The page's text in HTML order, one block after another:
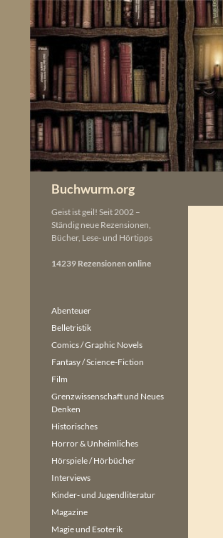
springen
Buchwurm.org
Geist ist geil! Seit 2002 –
Ständig neue Rezensionen,
Bücher, Lese- und Hörtipps
14239 Rezensionen online
Abenteuer
Belletristik
Comics / Graphic Novels
Fantasy / Science-Fiction
Film
Grenzwissenschaft und Neues
Denken
Historisches
Horror & Unheimliches
Hörspiele / Hörbücher
Interviews
Kinder- und Jugendliteratur
Magazine
Magie und Esoterik